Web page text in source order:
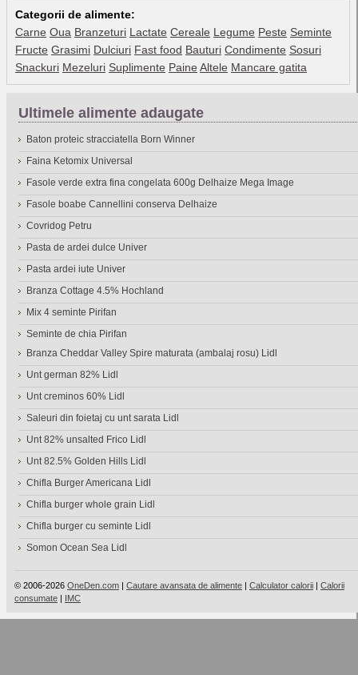
Categorii de alimente:
Carne Oua Branzeturi Lactate Cereale Legume Peste Seminte
Fructe Grasimi Dulciuri Fast food Bauturi Condimente Sosuri
Snackuri Mezeluri Suplimente Paine Altele Mancare gatita
Ultimele alimente adaugate
Baton proteic stracciatella Born Winner
Faina Ketomix Universal
Fasole verde extra fina congelata 600g Delhaize Mega Image
Fasole boabe Cannellini conserva Delhaize
Covridog Petru
Pasta de ardei dulce Univer
Pasta ardei iute Univer
Branza Cottage 4.5% Hochland
Mix 4 seminte Pirifan
Seminte de chia Pirifan
Branza Cheddar Valley Spire maturata (ambalaj rosu) Lidl
Unt german 82% Lidl
Unt creminos 60% Lidl
Saleuri din foietaj cu unt sarata Lidl
Unt 82% unsalted Frico Lidl
Unt 82.5% Golden Hills Lidl
Chifla Burger Americana Lidl
Chifla burger whole grain Lidl
Chifla burger cu seminte Lidl
Somon Ocean Sea Lidl
© 2006-2026 OneDen.com | Cautare avansata de alimente | Calculator calorii | Calorii
consumate | IMC